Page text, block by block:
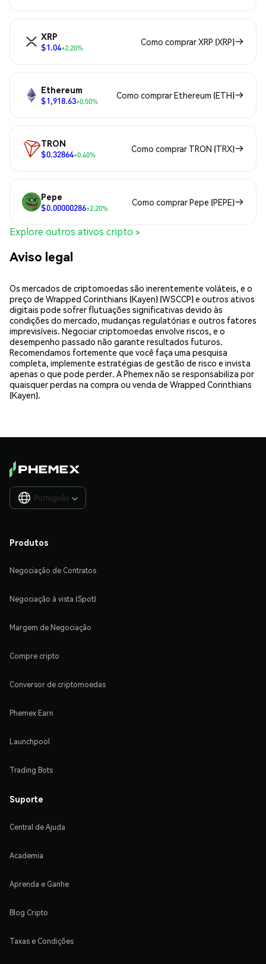
XRP
$1.04+2.20%
Como comprar XRP (XRP)
Ethereum
$1,918.63+0.50%
Como comprar Ethereum (ETH)
TRON
$0.32864+0.40%
Como comprar TRON (TRX)
Pepe
$0.00000286+2.20%
Como comprar Pepe (PEPE)
Explore outros ativos cripto >
Aviso legal
Os mercados de criptomoedas são inerentemente voláteis, e o
preço de Wrapped Corinthians (Kayen) (WSCCP) e outros ativos
digitais pode sofrer flutuações significativas devido às
condições do mercado, mudanças regulatórias e outros fatores
imprevisíveis. Negociar criptomoedas envolve riscos, e o
desempenho passado não garante resultados futuros.
Recomendamos fortemente que você faça uma pesquisa
completa, implemente estratégias de gestão de risco e invista
apenas o que pode perder. A Phemex não se responsabiliza por
quaisquer perdas na compra ou venda de Wrapped Corinthians
(Kayen).
Português 
Produtos
Negociação de Contratos
Negociação à vista (Spot)
Margem de Negociação
Compre cripto
Conversor de criptomoedas
Phemex Earn
Launchpool
Trading Bots
Suporte
Central de Ajuda
Academia
Aprenda e Ganhe
Blog Cripto
Taxas e Condições